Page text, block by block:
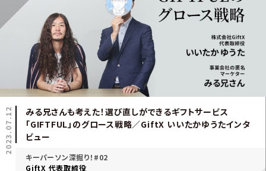
2023.07.12
みる兄さんも考えた！選び直しができるギフトサービス
「GIFTFUL」のグロース戦略／GiftX いいたかゆうたインタ
ビュー
キーパーソン深掘り！#02
GiftX 代表取締役